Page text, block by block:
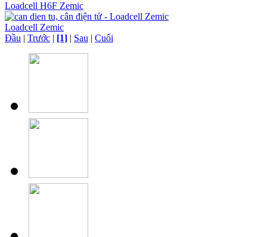
Loadcell H6F Zemic
Loadcell Zemic
Đầu | Trước | [1] | Sau | Cuối